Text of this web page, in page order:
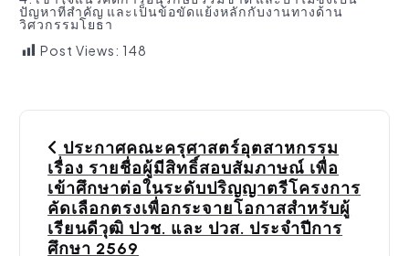
ปัญหาที่สำคัญ และเป็นข้อขัดแย้งหลักกับงานทางด้าน
วิศวกรรมโยธา
Post Views: 148
ประกาศคณะครุศาสตร์อุตสาหกรรม
เรื่อง รายชื่อผู้มีสิทธิ์สอบสัมภาษณ์ เพื่อ
เข้าศึกษาต่อในระดับปริญญาตรีโครงการ
คัดเลือกตรงเพื่อกระจายโอกาสสำหรับผู้
เรียนดีวุฒิ ปวช. และ ปวส. ประจำปีการ
ศึกษา 2569